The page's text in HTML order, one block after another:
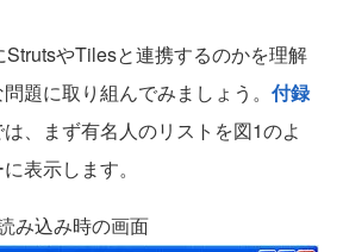
やTilesと連携するのかを理解
題に取り組んでみましょう。 付録
は、まず有名人のリストを図1のよ
表示します。
み込み時の画面